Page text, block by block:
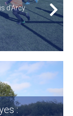
d'Arcy
: